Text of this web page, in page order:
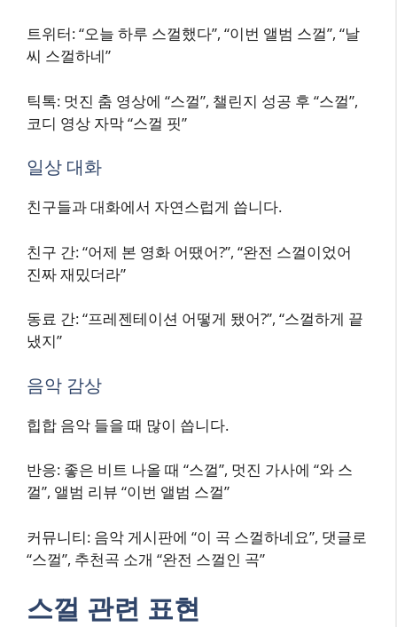
트위터: “오늘 하루 스껄했다”, “이번 앨범 스껄”, “날
씨 스껄하네”
틱톡: 멋진 춤 영상에 “스껄”, 챌린지 성공 후 “스껄”,
코디 영상 자막 “스껄 핏”
일상 대화
친구들과 대화에서 자연스럽게 씁니다.
친구 간: “어제 본 영화 어땠어?”, “완전 스껄이었어
진짜 재밌더라”
동료 간: “프레젠테이션 어떻게 됐어?”, “스껄하게 끝
냈지”
음악 감상
힙합 음악 들을 때 많이 씁니다.
반응: 좋은 비트 나올 때 “스껄”, 멋진 가사에 “와 스
껄”, 앨범 리뷰 “이번 앨범 스껄”
커뮤니티: 음악 게시판에 “이 곡 스껄하네요”, 댓글로
“스껄”, 추천곡 소개 “완전 스껄인 곡”
스껄 관련 표현